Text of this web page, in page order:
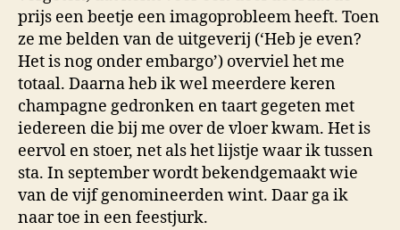
prijs een beetje een imagoprobleem heeft. Toen
ze me belden van de uitgeverij (‘Heb je even?
Het is nog onder embargo’) overviel het me
totaal. Daarna heb ik wel meerdere keren
champagne gedronken en taart gegeten met
iedereen die bij me over de vloer kwam. Het is
eervol en stoer, net als het lijstje waar ik tussen
sta. In september wordt bekendgemaakt wie
van de vijf genomineerden wint. Daar ga ik
naar toe in een feestjurk.